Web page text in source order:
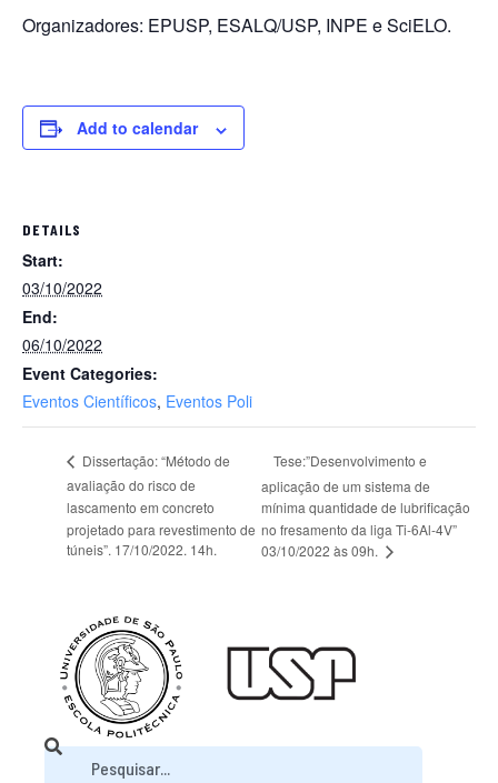
Organizadores: EPUSP, ESALQ/USP, INPE e SciELO.
Add to calendar
DETAILS
Start:
03/10/2022
End:
06/10/2022
Event Categories:
Eventos Científicos, Eventos Poli
Dissertação: “Método de
avaliação do risco de
lascamento em concreto
projetado para revestimento de
túneis”. 17/10/2022. 14h.
Tese:”Desenvolvimento e
aplicação de um sistema de
mínima quantidade de lubrificação
no fresamento da liga Ti-6Al-4V”
03/10/2022 às 09h.